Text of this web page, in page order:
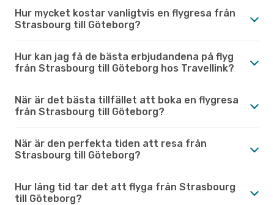
Hur mycket kostar vanligtvis en flygresa från
Strasbourg till Göteborg?
Hur kan jag få de bästa erbjudandena på flyg
från Strasbourg till Göteborg hos Travellink?
När är det bästa tillfället att boka en flygresa
från Strasbourg till Göteborg?
När är den perfekta tiden att resa från
Strasbourg till Göteborg?
Hur lång tid tar det att flyga från Strasbourg
till Göteborg?